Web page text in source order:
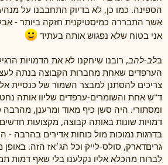
הספינה. כמו כן, לא בדיוק התחבבנו על
אשר התבררה כמיסטיקנית חזקה ביותר -
אני בטוח שלא נפגוש אותה בעתיד
בלב-להב, רובנו שיחקנו לא את הדמויות
הערפדים שאחת מחברות הקבוצה בנתה
צריכים להסתנן למבצר השמור של כנסיית
ד"ש אחת והשומרים-ערפדים שליוו אותה
ומסתורי. היה סשן כיף מאוד ומרענן, מהרבה
דמויות שונות באותה קבוצה, מקצועות חדשים,
בדרגות נמוכות מול כוחות אדירים בהרבה -
גריםדארק, סולס-לייק וכל הג׳אז הזה.
לברוח מהכלא אליו נקלענו בלי שאף דמות